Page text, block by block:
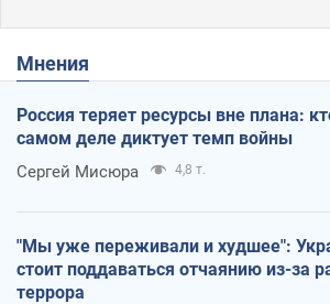
Мнения
Россия теряет ресурсы вне плана:
самом деле диктует темп войны
Сергей Мисюра 4,8 т.
"Мы уже переживали и худшее":
стоит поддаваться отчаянию из-за
террора